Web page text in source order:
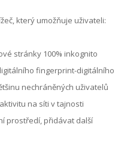
který umožňuje uživateli:
stránky 100% inkognito
fingerprint-digitálního
nechráněných uživatelů
na síti v tajnosti
prostředí, přidávat další